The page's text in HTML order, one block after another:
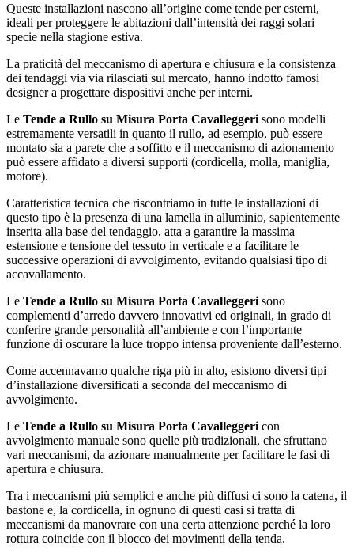
Queste installazioni nascono all’origine come tende per esterni,
ideali per proteggere le abitazioni dall’intensità dei raggi solari
specie nella stagione estiva.
La praticità del meccanismo di apertura e chiusura e la consistenza
dei tendaggi via via rilasciati sul mercato, hanno indotto famosi
designer a progettare dispositivi anche per interni.
Le Tende a Rullo su Misura Porta Cavalleggeri sono modelli
estremamente versatili in quanto il rullo, ad esempio, può essere
montato sia a parete che a soffitto e il meccanismo di azionamento
può essere affidato a diversi supporti (cordicella, molla, maniglia,
motore).
Caratteristica tecnica che riscontriamo in tutte le installazioni di
questo tipo è la presenza di una lamella in alluminio, sapientemente
inserita alla base del tendaggio, atta a garantire la massima
estensione e tensione del tessuto in verticale e a facilitare le
successive operazioni di avvolgimento, evitando qualsiasi tipo di
accavallamento.
Le Tende a Rullo su Misura Porta Cavalleggeri sono
complementi d’arredo davvero innovativi ed originali, in grado di
conferire grande personalità all’ambiente e con l’importante
funzione di oscurare la luce troppo intensa proveniente dall’esterno.
Come accennavamo qualche riga più in alto, esistono diversi tipi
d’installazione diversificati a seconda del meccanismo di
avvolgimento.
Le Tende a Rullo su Misura Porta Cavalleggeri con
avvolgimento manuale sono quelle più tradizionali, che sfruttano
vari meccanismi, da azionare manualmente per facilitare le fasi di
apertura e chiusura.
Tra i meccanismi più semplici e anche più diffusi ci sono la catena, il
bastone e, la cordicella, in ognuno di questi casi si tratta di
meccanismi da manovrare con una certa attenzione perché la loro
rottura coincide con il blocco dei movimenti della tenda.